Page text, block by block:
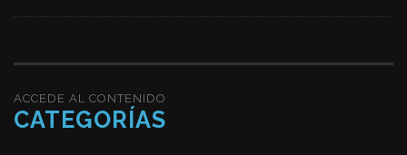
ACCEDE AL CONTENIDO
CATEGORÍAS